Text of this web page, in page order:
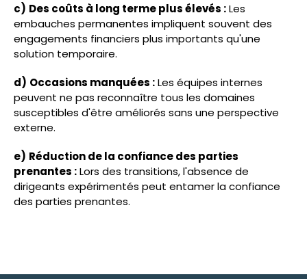
c) Des coûts à long terme plus élevés :Les
embauches permanentes impliquent souvent des
engagements financiers plus importants qu'une
solution temporaire.
d) Occasions manquées :Les équipes internes
peuvent ne pas reconnaître tous les domaines
susceptibles d'être améliorés sans une perspective
externe.
e) Réduction de la confiance des parties
prenantes :Lors des transitions, l'absence de
dirigeants expérimentés peut entamer la confiance
des parties prenantes.